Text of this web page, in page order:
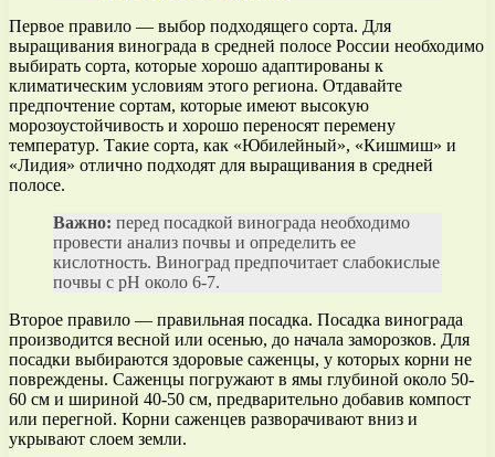
Первое правило — выбор подходящего сорта. Для
выращивания винограда в средней полосе России необходимо
выбирать сорта, которые хорошо адаптированы к
климатическим условиям этого региона. Отдавайте
предпочтение сортам, которые имеют высокую
морозоустойчивость и хорошо переносят перемену
температур. Такие сорта, как «Юбилейный», «Кишмиш» и
«Лидия» отлично подходят для выращивания в средней
полосе.
Важно: перед посадкой винограда необходимо
провести анализ почвы и определить ее
кислотность. Виноград предпочитает слабокислые
почвы с pH около 6-7.
Второе правило — правильная посадка. Посадка винограда
производится весной или осенью, до начала заморозков. Для
посадки выбираются здоровые саженцы, у которых корни не
повреждены. Саженцы погружают в ямы глубиной около 50-
60 см и шириной 40-50 см, предварительно добавив компост
или перегной. Корни саженцев разворачивают вниз и
укрывают слоем земли.